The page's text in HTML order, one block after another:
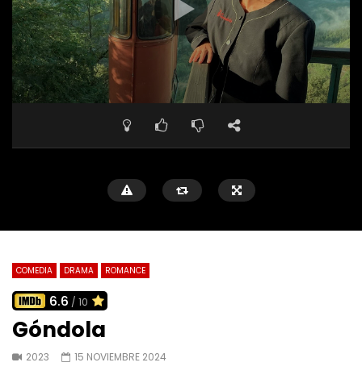
COMEDIA DRAMA ROMANCE
6.6 / 10
Góndola
2023 15 NOVIEMBRE 2024